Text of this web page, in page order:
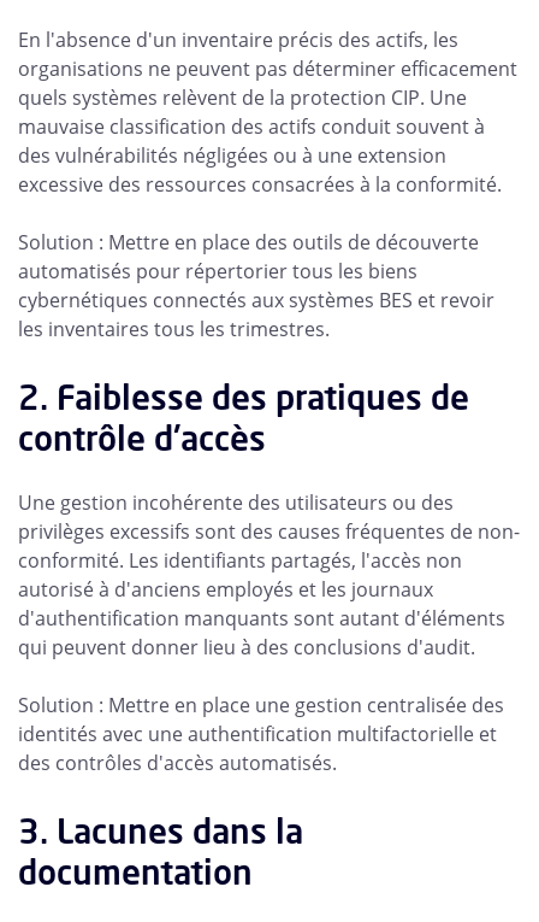
En l'absence d'un inventaire précis des actifs, les
organisations ne peuvent pas déterminer efficacement
quels systèmes relèvent de la protection CIP. Une
mauvaise classification des actifs conduit souvent à
des vulnérabilités négligées ou à une extension
excessive des ressources consacrées à la conformité.
Solution : Mettre en place des outils de découverte
automatisés pour répertorier tous les biens
cybernétiques connectés aux systèmes BES et revoir
les inventaires tous les trimestres.
2. Faiblesse des pratiques de
contrôle d'accès
Une gestion incohérente des utilisateurs ou des
privilèges excessifs sont des causes fréquentes de non-
conformité. Les identifiants partagés, l'accès non
autorisé à d'anciens employés et les journaux
d'authentification manquants sont autant d'éléments
qui peuvent donner lieu à des conclusions d'audit.
Solution : Mettre en place une gestion centralisée des
identités avec une authentification multifactorielle et
des contrôles d'accès automatisés.
3. Lacunes dans la
documentation